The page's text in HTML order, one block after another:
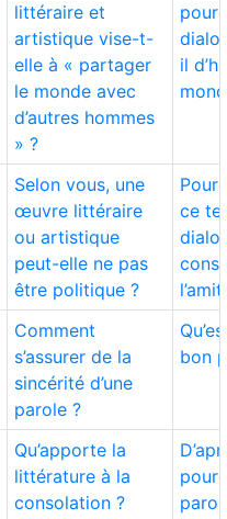
littéraire et
artistique vise-t-
elle à « partager
le monde avec
d’autres hommes
» ?
il
Selon vous, une
œuvre littéraire
ou artistique
peut-elle ne pas
être politique ?
ce
Comment
s’assurer de la
sincérité d’une
parole ?
bon
Qu’apporte la
littérature à la
consolation ?